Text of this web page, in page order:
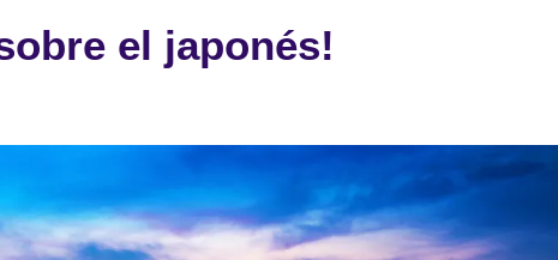
el japonés!